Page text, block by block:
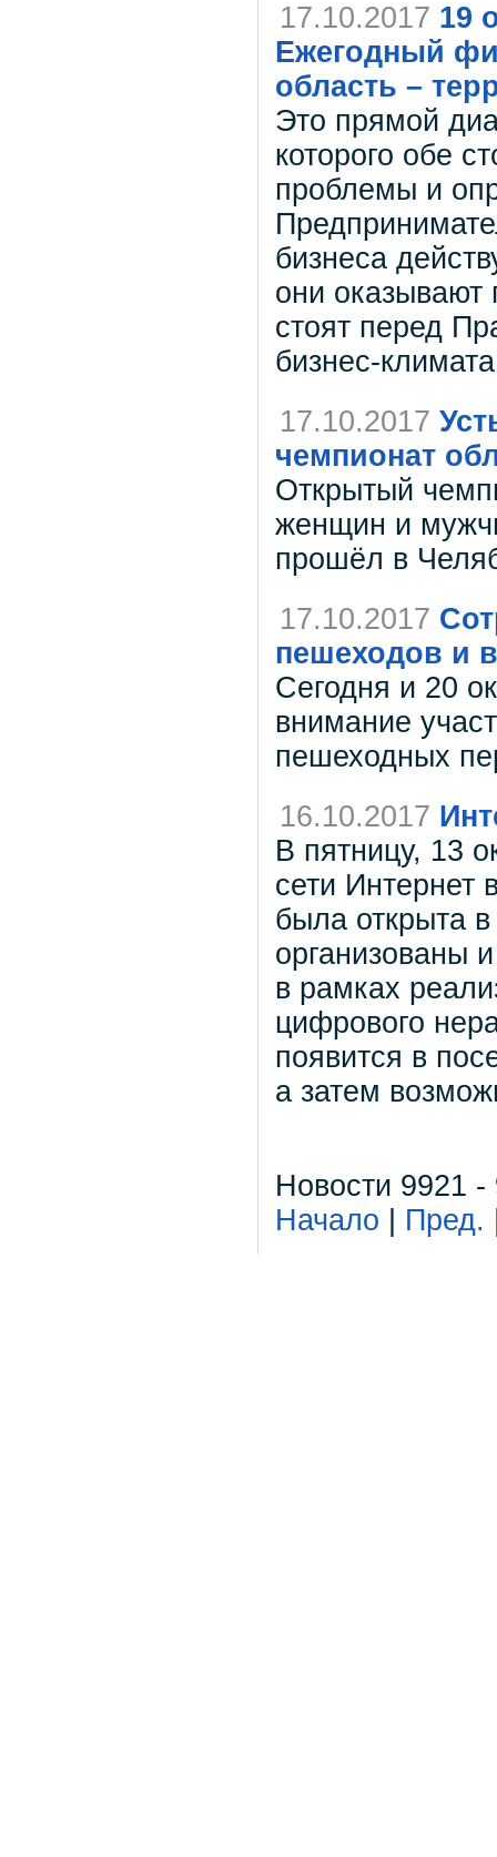
17.10.2017 19
Ежегодный
область –
Это прямой
которого обе
проблемы и
бизнеса
они оказывают
стоят перед
бизнес-
17.10.2017
чемпионат
Открытый
женщин и
прошёл в
17.10.2017
пешеходов и
Сегодня и 20
внимание
пешеходных
16.10.2017
В пятницу, 13
сети Интернет
была открыта
организованы
в рамках
цифрового
появится в
а затем
Новости 9921 -
Начало
Пред.